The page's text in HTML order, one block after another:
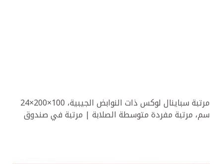
مرتبة سباينال لوكس ذات النوابض الجيبية، 100×200×24
سم، مرتبة مفردة متوسطة الصلابة | مرتبة في صندوق